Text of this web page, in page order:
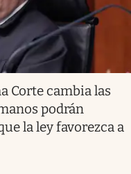
Corte cambia las
podrán
la ley favorezca a